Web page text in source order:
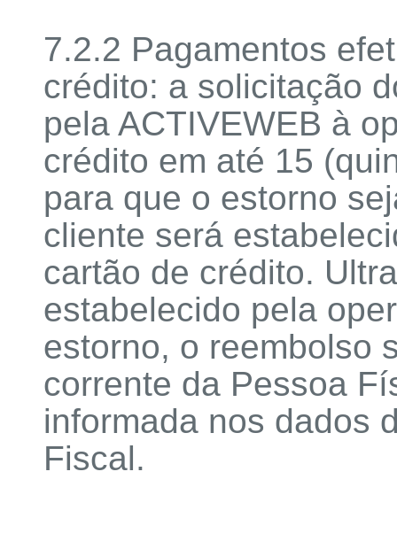
7.2.2 Pagamentos
crédito: a solicitação
pela ACTIVEWEB à
crédito em até 15
para que o estorno
cliente será
cartão de crédito.
estabelecido pela
estorno, o reembolso
corrente da Pessoa
informada nos dados
Fiscal.